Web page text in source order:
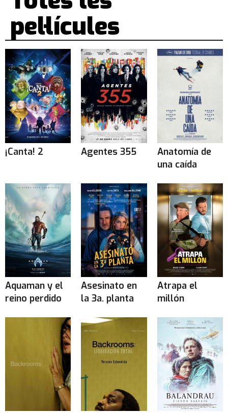
pel·lícules
¡Canta! 2 Agentes 355
Anatomía de
una caída
Aquaman y el
reino perdido
Asesinato en
la 3a. planta
Atrapa el
millón